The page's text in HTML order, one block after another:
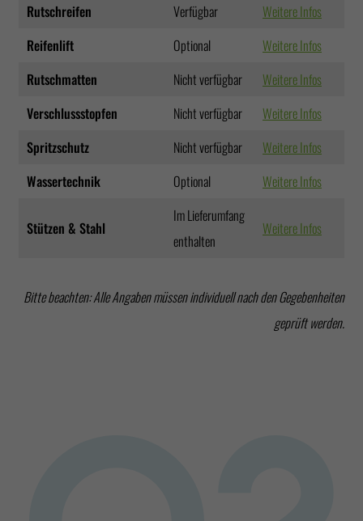
Rutschreifen
Verfügbar
Weitere Infos
Reifenlift
Optional
Weitere Infos
Rutschmatten
Nicht verfügbar
Weitere Infos
Verschlussstopfen
Nicht verfügbar
Weitere Infos
Spritzschutz
Nicht verfügbar
Weitere Infos
Wassertechnik
Optional Weitere Infos
Stützen & Stahl
Im Lieferumfang
enthalten
Weitere Infos
Bitte beachten: Alle Angaben müssen individuell nach den Gegebenheiten
geprüft werden.